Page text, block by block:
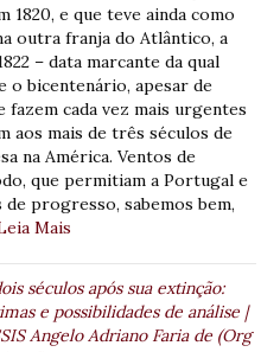
e que teve ainda como
outra franja do Atlântico, a
– data marcante da qual
o bicentenário, apesar de
fazem cada vez mais urgentes
aos mais de três séculos de
na América. Ventos de
que permitiam a Portugal e
progresso, sabemos bem,
Mais
séculos após sua extinção:
e possibilidades de análise |
Angelo Adriano Faria de (Org